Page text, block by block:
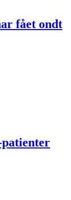
fået ondt